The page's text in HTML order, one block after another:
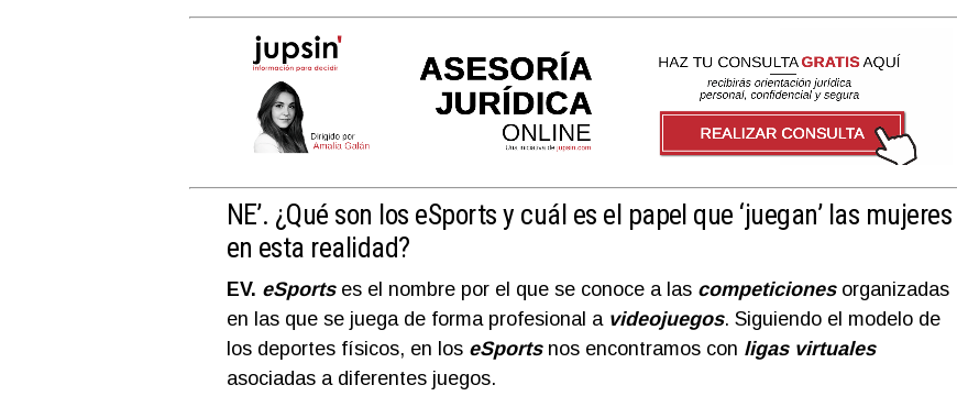
NE’. ¿Qué son los eSports y cuál es el papel que ‘juegan’ las mujeres
en esta realidad?
EV. eSportses el nombre por el que se conoce a las competicionesorganizadas
en las que se juega de forma profesional a videojuegos. Siguiendo el modelo de
los deportes físicos, en los eSportsnos encontramos con ligas virtuales
asociadas a diferentes juegos.